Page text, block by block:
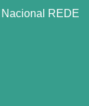
REDE